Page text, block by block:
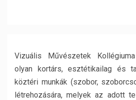
Vizuális Művészetek
olyan kortárs, esztétikailag és
köztéri munkák (szobor,
létrehozására, melyek az adott